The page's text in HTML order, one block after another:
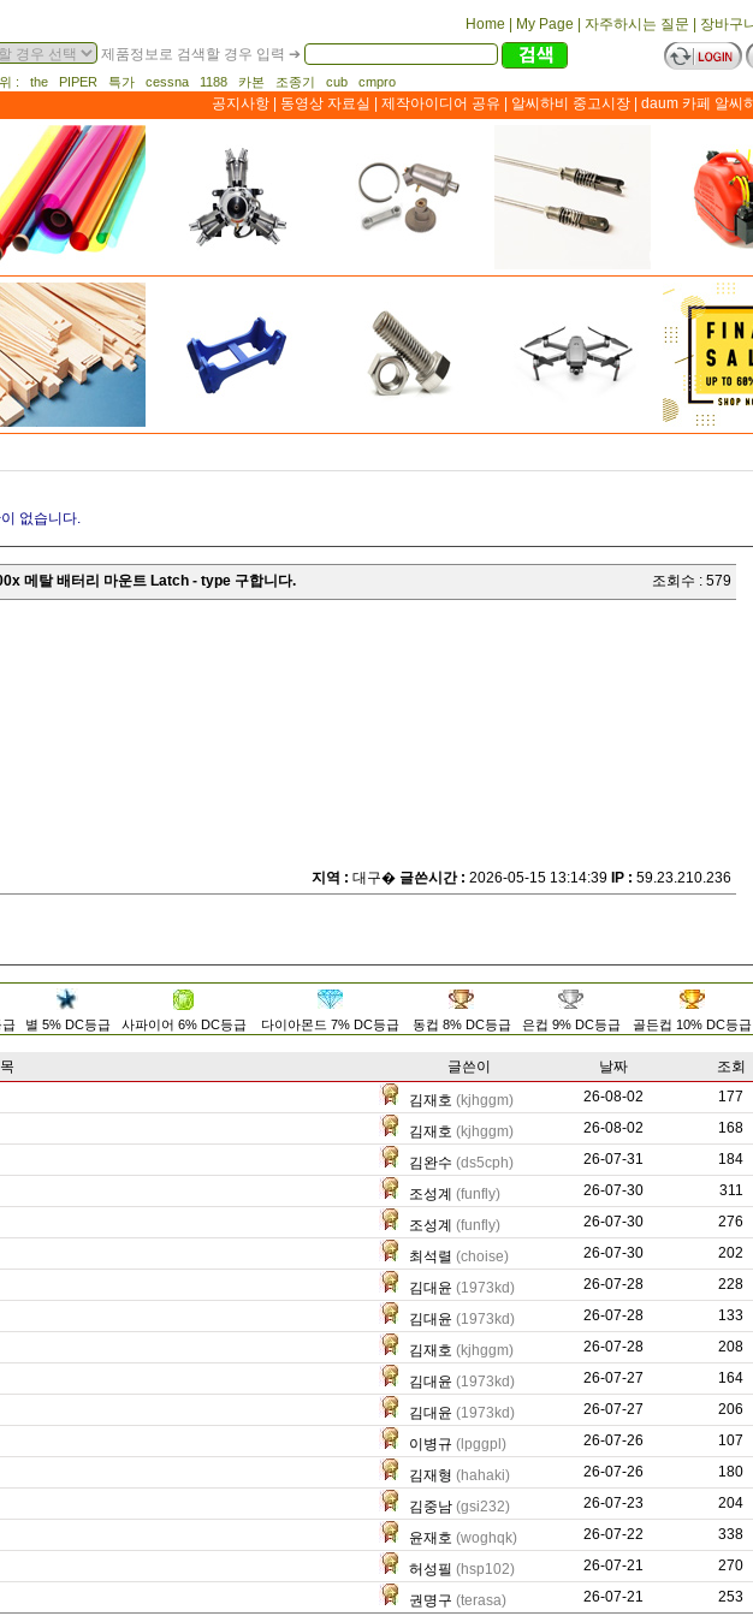
Home My Page 자주하시는 질문
장바구
제품정보로 검색할 경우 입력 ➔
위 : the PIPER 특가 cessna 1188 카본 조종기 cub cmpro
공지사항 동영상 자료실 제작아이디어 공유 알씨하비 중고시장 daum 카페 알씨
없습니다.
메탈 배터리 마운트 Latch - type 구합니다. 조회수 : 579
지역 : 대구� 글쓴시간 : 2026-05-15 13:14:39 IP : 59.23.210.236
별 5% DC등급 사파이어 6% DC등급 다이아몬드 7% DC등급 동컵 8% DC등급 은컵 9% DC등급 골든컵 10% DC등급
글쓴이 날짜
조회
김재호 (kjhggm) 26-08-02
177
김재호 (kjhggm) 26-08-02
168
김완수 (ds5cph) 26-07-31
184
조성계 (funfly) 26-07-30
311
조성계 (funfly) 26-07-30
276
최석렬 (choise) 26-07-30
202
김대윤 (1973kd) 26-07-28
228
김대윤 (1973kd) 26-07-28
133
김재호 (kjhggm) 26-07-28
208
김대윤 (1973kd) 26-07-27
164
김대윤 (1973kd) 26-07-27
206
이병규 (lpggpl) 26-07-26
107
김재형 (hahaki) 26-07-26
180
김중남 (gsi232) 26-07-23
204
윤재호 (woghqk) 26-07-22
338
허성필 (hsp102) 26-07-21
270
권명구 (terasa) 26-07-21 253